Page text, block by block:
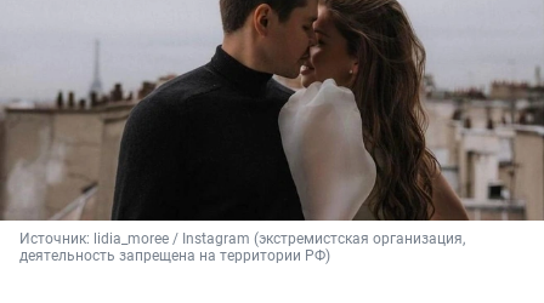
Источник: lidia_moree / Instagram (экстремистская организация,
деятельность запрещена на территории РФ)